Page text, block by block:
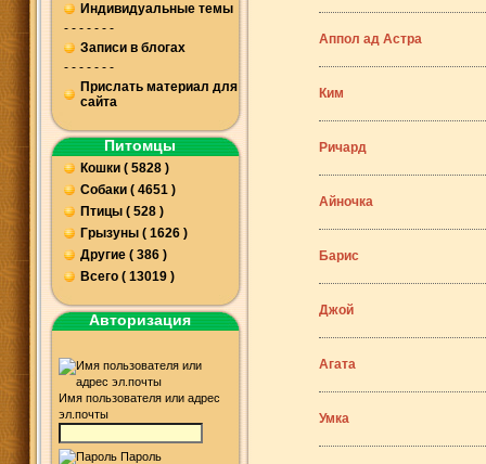
Индивидуальные темы
- - - - - - -
Записи в блогах
- - - - - - -
Прислать материал для
сайта
Питомцы
Кошки ( 5828 )
Собаки ( 4651 )
Птицы ( 528 )
Грызуны ( 1626 )
Другие ( 386 )
Всего ( 13019 )
Авторизация
Имя пользователя или адрес
эл.почты
Пароль
Аппол ад Астра
Ким
Ричард
Айночка
Барис
Джой
Агата
Умка